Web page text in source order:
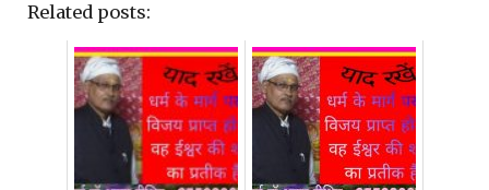
Related posts: